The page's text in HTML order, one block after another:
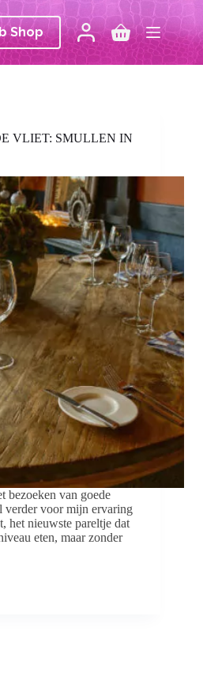
Shop Winkelwagen
VLIET: SMULLEN IN
bezoeken van goede
verder voor mijn ervaring
het nieuwste pareltje dat
eten, maar zonder